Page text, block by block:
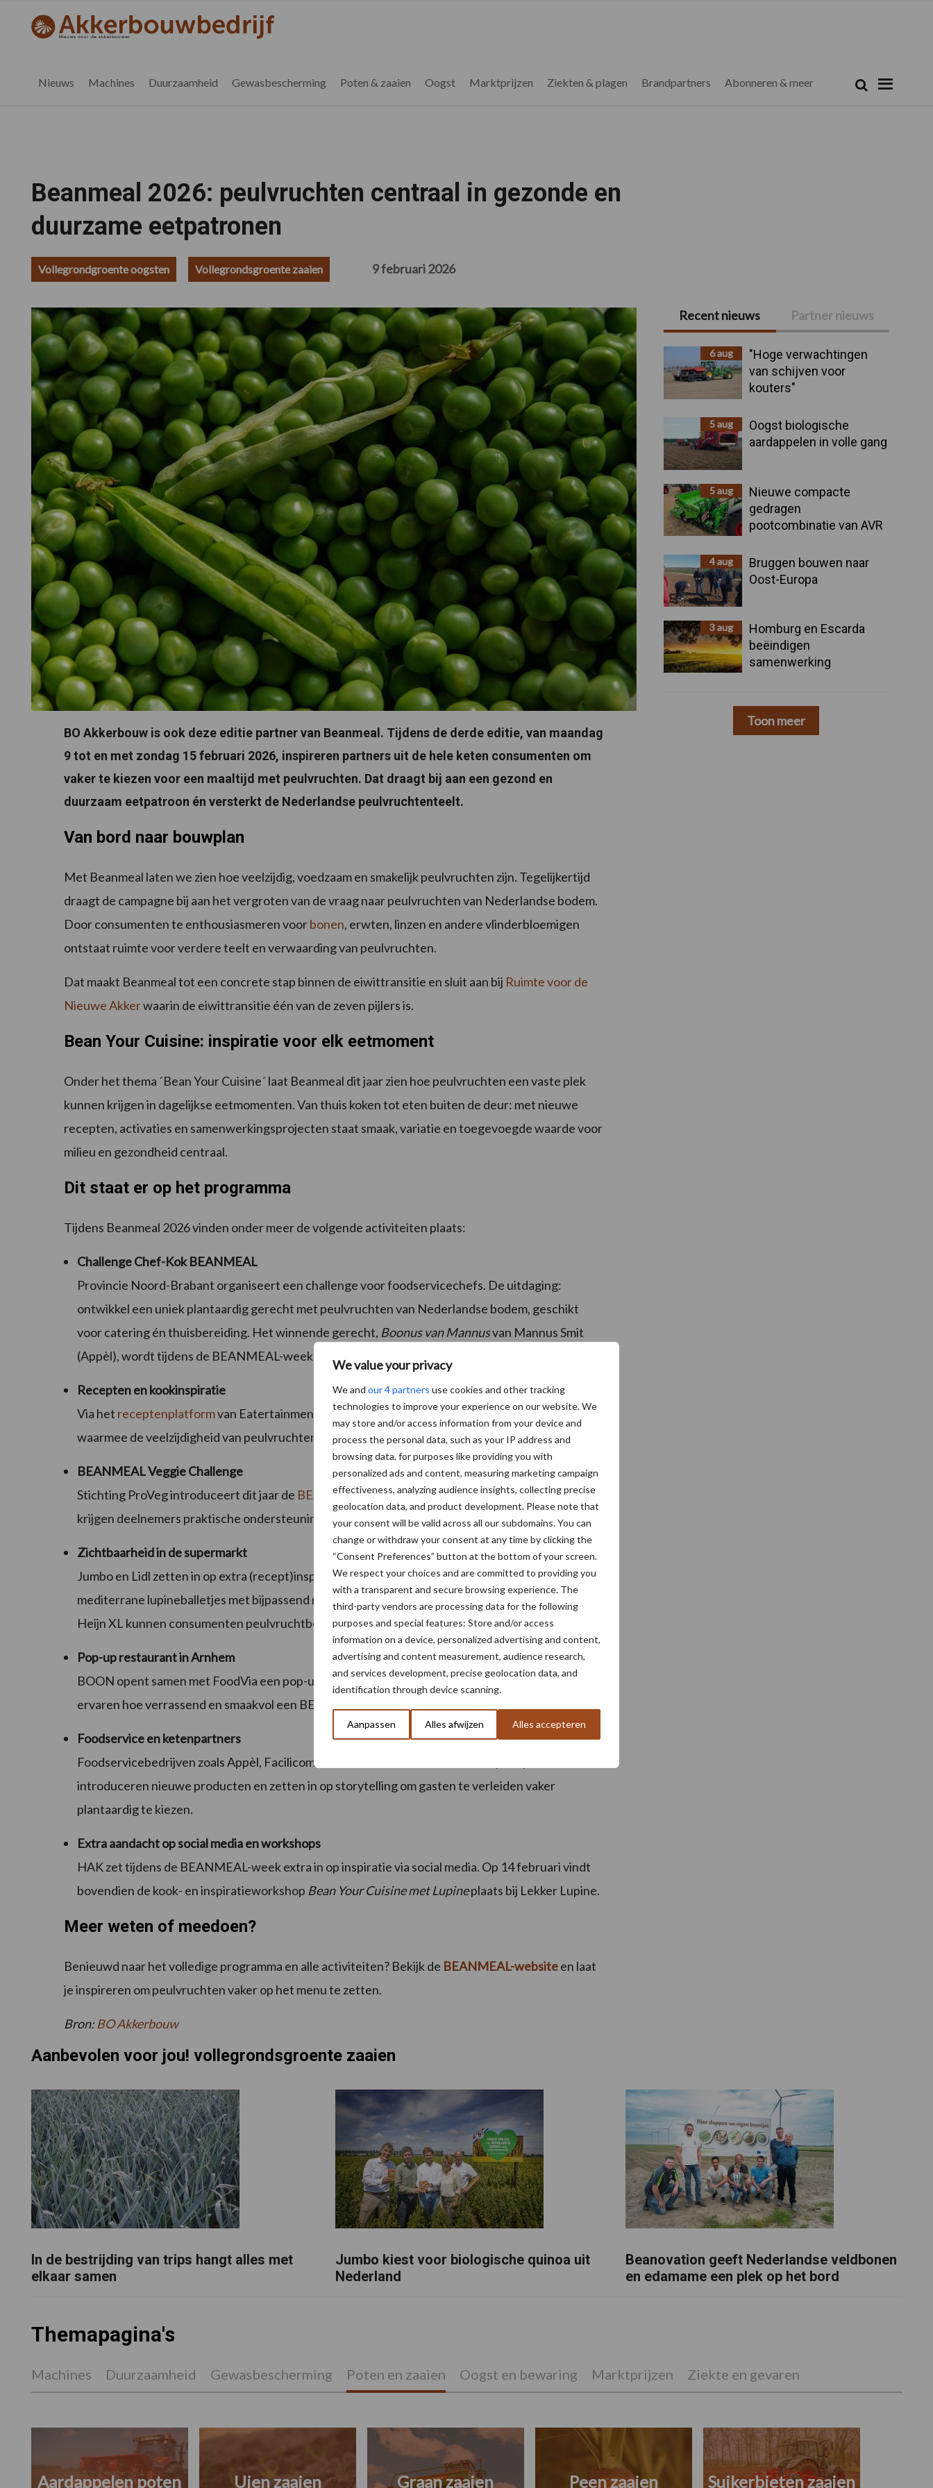
We value your privacy
We and our 4 partners use cookies and other tracking
technologies to improve your experience on our website. We
may store and/or access information from your device and
process the personal data, such as your IP address and
browsing data, for purposes like providing you with
personalized ads and content, measuring marketing campaign
effectiveness, analyzing audience insights, collecting precise
geolocation data, and product development. Please note that
your consent will be valid across all our subdomains. You can
change or withdraw your consent at any time by clicking the
“Consent Preferences” button at the bottom of your screen.
We respect your choices and are committed to providing you
with a transparent and secure browsing experience. The
third-party vendors are processing data for the following
purposes and special features: Store and/or access
information on a device, personalized advertising and content,
advertising and content measurement, audience research,
and services development, precise geolocation data, and
identification through device scanning.
Aanpassen Alles afwijzen Alles accepteren
hoofdnavigatie
eerste
voettekst
akkerbouwbedrijf.nl
Nieuws Machines Duurzaamheid Gewasbescherming Poten & zaaien Oogst Marktprijzen Ziekten & plagen Brandpartners Abonneren & meer Zoek
Beanmeal 2026: peulvruchten centraal in gezonde en
duurzame eetpatronen
Vollegrondgroente oogsten Vollegrondsgroente zaaien 9 februari 2026
BO Akkerbouw is ook deze editie partner van Beanmeal. Tijdens de derde editie, van maandag
9 tot en met zondag 15 februari 2026, inspireren partners uit de hele keten consumenten om
vaker te kiezen voor een maaltijd met peulvruchten. Dat draagt bij aan een gezond en
duurzaam eetpatroon én versterkt de Nederlandse peulvruchtenteelt.
Van bord naar bouwplan
Met Beanmeal laten we zien hoe veelzijdig, voedzaam en smakelijk peulvruchten zijn. Tegelijkertijd
draagt de campagne bij aan het vergroten van de vraag naar peulvruchten van Nederlandse bodem.
Door consumenten te enthousiasmeren voorbonen, erwten, linzen en andere vlinderbloemigen
ontstaat ruimte voor verdere teelt en verwaarding van peulvruchten.
Dat maakt Beanmeal tot een concrete stap binnen de eiwittransitie en sluit aan bij Ruimte voor de
Nieuwe Akkerwaarin de eiwittransitie één van de zeven pijlers is.
Bean Your Cuisine: inspiratie voor elk eetmoment
Onder het thema ´Bean Your Cuisine´ laat Beanmeal dit jaar zien hoe peulvruchten een vaste plek
kunnen krijgen in dagelijkse eetmomenten. Van thuis koken tot eten buiten de deur: met nieuwe
recepten, activaties en samenwerkingsprojecten staat smaak, variatie en toegevoegde waarde voor
milieu en gezondheid centraal.
Dit staat er op het programma
Tijdens Beanmeal 2026 vinden onder meer de volgende activiteiten plaats:
Challenge Chef-Kok BEANMEAL
Provincie Noord-Brabant organiseert een challenge voor foodservicechefs. De uitdaging:
ontwikkel een uniek plantaardig gerecht met peulvruchten van Nederlandse bodem, geschikt
voor catering én thuisbereiding. Het winnende gerecht, Boonus van Mannusvan Mannus Smit
(Appèl), wordt tijdens de BEANMEAL-week gedeeld zodat iedereen het kan proberen.
Recepten en kookinspiratie
Via het receptenplatformvan Eatertainment zijn diverse BEANMEAL-recepten beschikbaar,
waarmee de veelzijdigheid van peulvruchten wordt getoond.
BEANMEAL Veggie Challenge
Stichting ProVeg introduceert dit jaar de BEANMEAL Veggie Challenge. Met een gratis app
krijgen deelnemers praktische ondersteuning om vaker peulvruchten te eten.
Zichtbaarheid in de supermarkt
Jumbo en Lidl zetten in op extra (recept)inspiratie en acties in de winkel en online. Bij Ekoplaza zijn
mediterrane lupineballetjes met bijpassend recept verkrijgbaar. In diverse kookstudio’s van Albert
Heijn XL kunnen consumenten peulvruchtbereidingen proeven.
Pop-up restaurant in Arnhem
BOON opent samen met FoodVia een pop-up restaurant in Arnhem, waar bezoekers kunnen
ervaren hoe verrassend en smaakvol een BEANMEAL kan zijn.
Foodservice en ketenpartners
Foodservicebedrijven zoals Appèl, Facilicom, Hutten en CIRFOOD delen receptinspiratie,
introduceren nieuwe producten en zetten in op storytelling om gasten te verleiden vaker
plantaardig te kiezen.
Extra aandacht op social media en workshops
HAK zet tijdens de BEANMEAL-week extra in op inspiratie via social media. Op 14 februari vindt
bovendien de kook- en inspiratieworkshop Bean Your Cuisine met Lupineplaats bij Lekker Lupine.
Meer weten of meedoen?
Benieuwd naar het volledige programma en alle activiteiten? Bekijk de BEANMEAL-websiteen laat
je inspireren om peulvruchten vaker op het menu te zetten.
Bron:BO Akkerbouw
Primaire
Sidebar
Recent nieuws Partner nieuws
6 aug
"Hoge verwachtingen
van schijven voor
kouters"
5 aug
Oogst biologische
aardappelen in volle gang
5 aug
Nieuwe compacte
gedragen
pootcombinatie van AVR
4 aug
Bruggen bouwen naar
Oost-Europa
3 aug
Homburg en Escarda
beëindigen
samenwerking
Toon meer
Aanbevolen voor jou! vollegrondsgroente zaaien
In de bestrijding van trips hangt alles met
elkaar samen
Jumbo kiest voor biologische quinoa uit
Nederland
Beanovation geeft Nederlandse veldbonen
en edamame een plek op het bord
Themapagina's
Machines Duurzaamheid Gewasbescherming Poten en zaaien Oogst en bewaring Marktprijzen Ziekte en gevaren
Aardappelen poten Uien zaaien Graan zaaien Peen zaaien Suikerbieten zaaien